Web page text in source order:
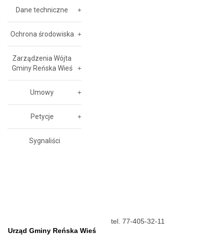
Dane techniczne
Ochrona środowiska
Zarządzenia Wójta
Gminy Reńska Wieś
Umowy
Petycje
Sygnaliści
Urząd Gminy Reńska Wieś
tel. 77-405-32-11